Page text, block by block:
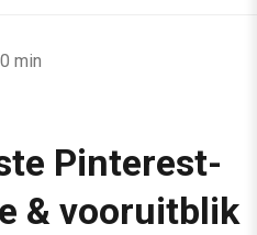
min
Pinterest-
& vooruitblik